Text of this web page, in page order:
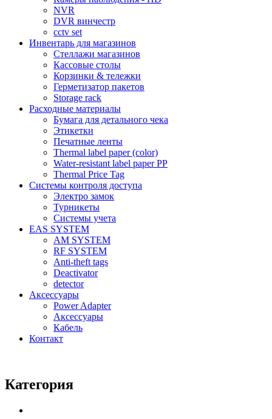
NVR
DVR винчестр
cctv set
Инвентарь для магазинов
Стеллажи магазинов
Кассовые столы
Корзинки & тележки
Герметизатор пакетов
Storage rack
Расходные материалы
Бумага для детального чека
Этикетки
Печатные ленты
Thermal label paper (color)
Water-resistant label paper PP
Thermal Price Tag
Системы контроля доступа
Электро замок
Турникеты
Cистемы учета
EAS SYSTEM
AM SYSTEM
RF SYSTEM
Anti-theft tags
Deactivator
detector
Аксессуары
Power Adapter
Аксессуары
Кабель
Контакт
Категория